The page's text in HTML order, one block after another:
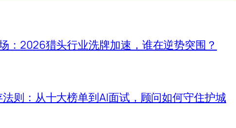
：2026猎头行业洗牌加速，谁在逆势突围？
则：从十大榜单到AI面试，顾问如何守住护城